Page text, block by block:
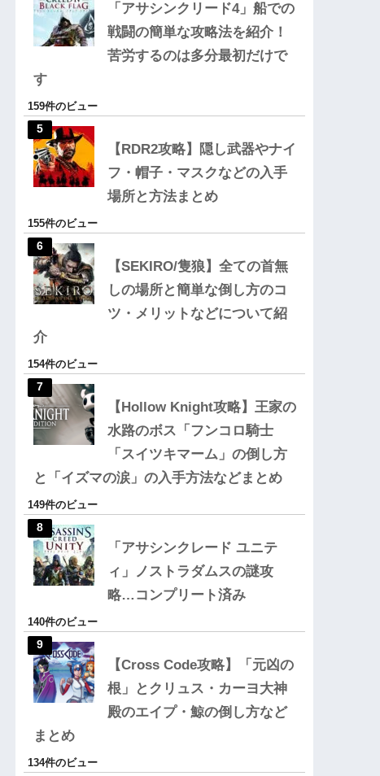
「アサシンクリード4」船での
戦闘の簡単な攻略法を紹介！
苦労するのは多分最初だけで
す
159件のビュー
【RDR2攻略】隠し武器やナイ
フ・帽子・マスクなどの入手
場所と方法まとめ
155件のビュー
【SEKIRO/隻狼】全ての首無
しの場所と簡単な倒し方のコ
ツ・メリットなどについて紹
介
154件のビュー
【Hollow Knight攻略】王家の
水路のボス「フンコロ騎士
「スイツキマーム」の倒し方
と「イズマの涙」の入手方法などまとめ
149件のビュー
「アサシンクレード ユニテ
ィ」ノストラダムスの謎攻
略…コンプリート済み
140件のビュー
【Cross Code攻略】「元凶の
根」とクリュス・カーヨ大神
殿のエイプ・鯨の倒し方など
まとめ
134件のビュー